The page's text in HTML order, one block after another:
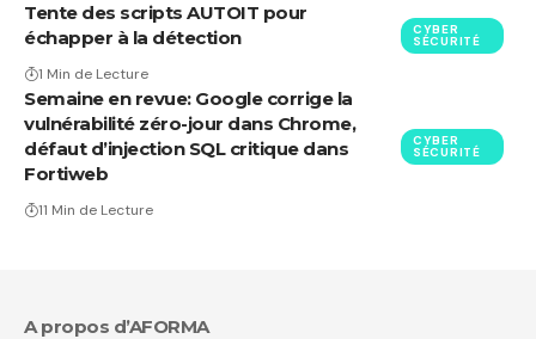
CYBER
SÉCURITÉ
Tente des scripts AUTOIT pour
échapper à la détection
1 Min de Lecture
CYBER
SÉCURITÉ
Semaine en revue: Google corrige la
vulnérabilité zéro-jour dans Chrome,
défaut d’injection SQL critique dans
Fortiweb
11 Min de Lecture
A propos d’AFORMA